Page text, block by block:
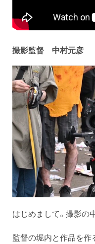
撮影監督 中村元彦
はじめまして。撮影の
監督の堀内と作品を作